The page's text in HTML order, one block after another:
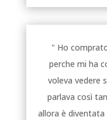
" Ho
perche mi ha
voleva vedere
parlava così
allora è